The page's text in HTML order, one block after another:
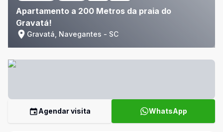
Apartamento a 200 Metros da praia do
Gravatá!
Gravatá, Navegantes - SC
Agendar visita WhatsApp